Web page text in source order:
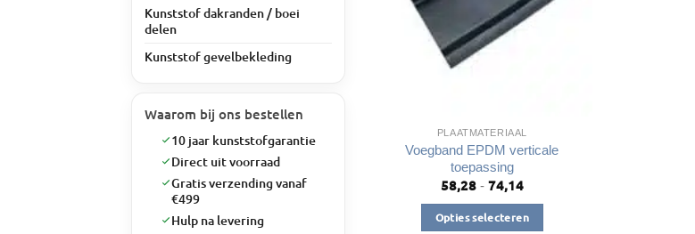
Kunststof dakranden / boei
delen
Kunststof gevelbekleding
Waarom bij ons bestellen
10 jaar kunststofgarantie
Direct uit voorraad
Gratis verzending vanaf
€499
Hulp na levering
PLAATMATERIAAL
Voegband EPDM verticale
toepassing
58,28 - 74,14Prijsklasse:
tot
€74,14
Opties selecteren